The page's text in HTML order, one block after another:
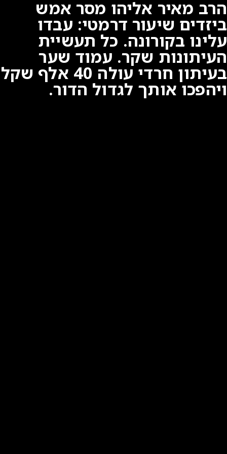
הרב מאיר אליהו מסר אמש
ביזדים שיעור דרמטי: עבדו
עלינו בקורונה. כל תעשיית
העיתונות שקר. עמוד שער
בעיתון חרדי עולה 40 אלף שקל
ויהפכו אותך לגדול הדור.